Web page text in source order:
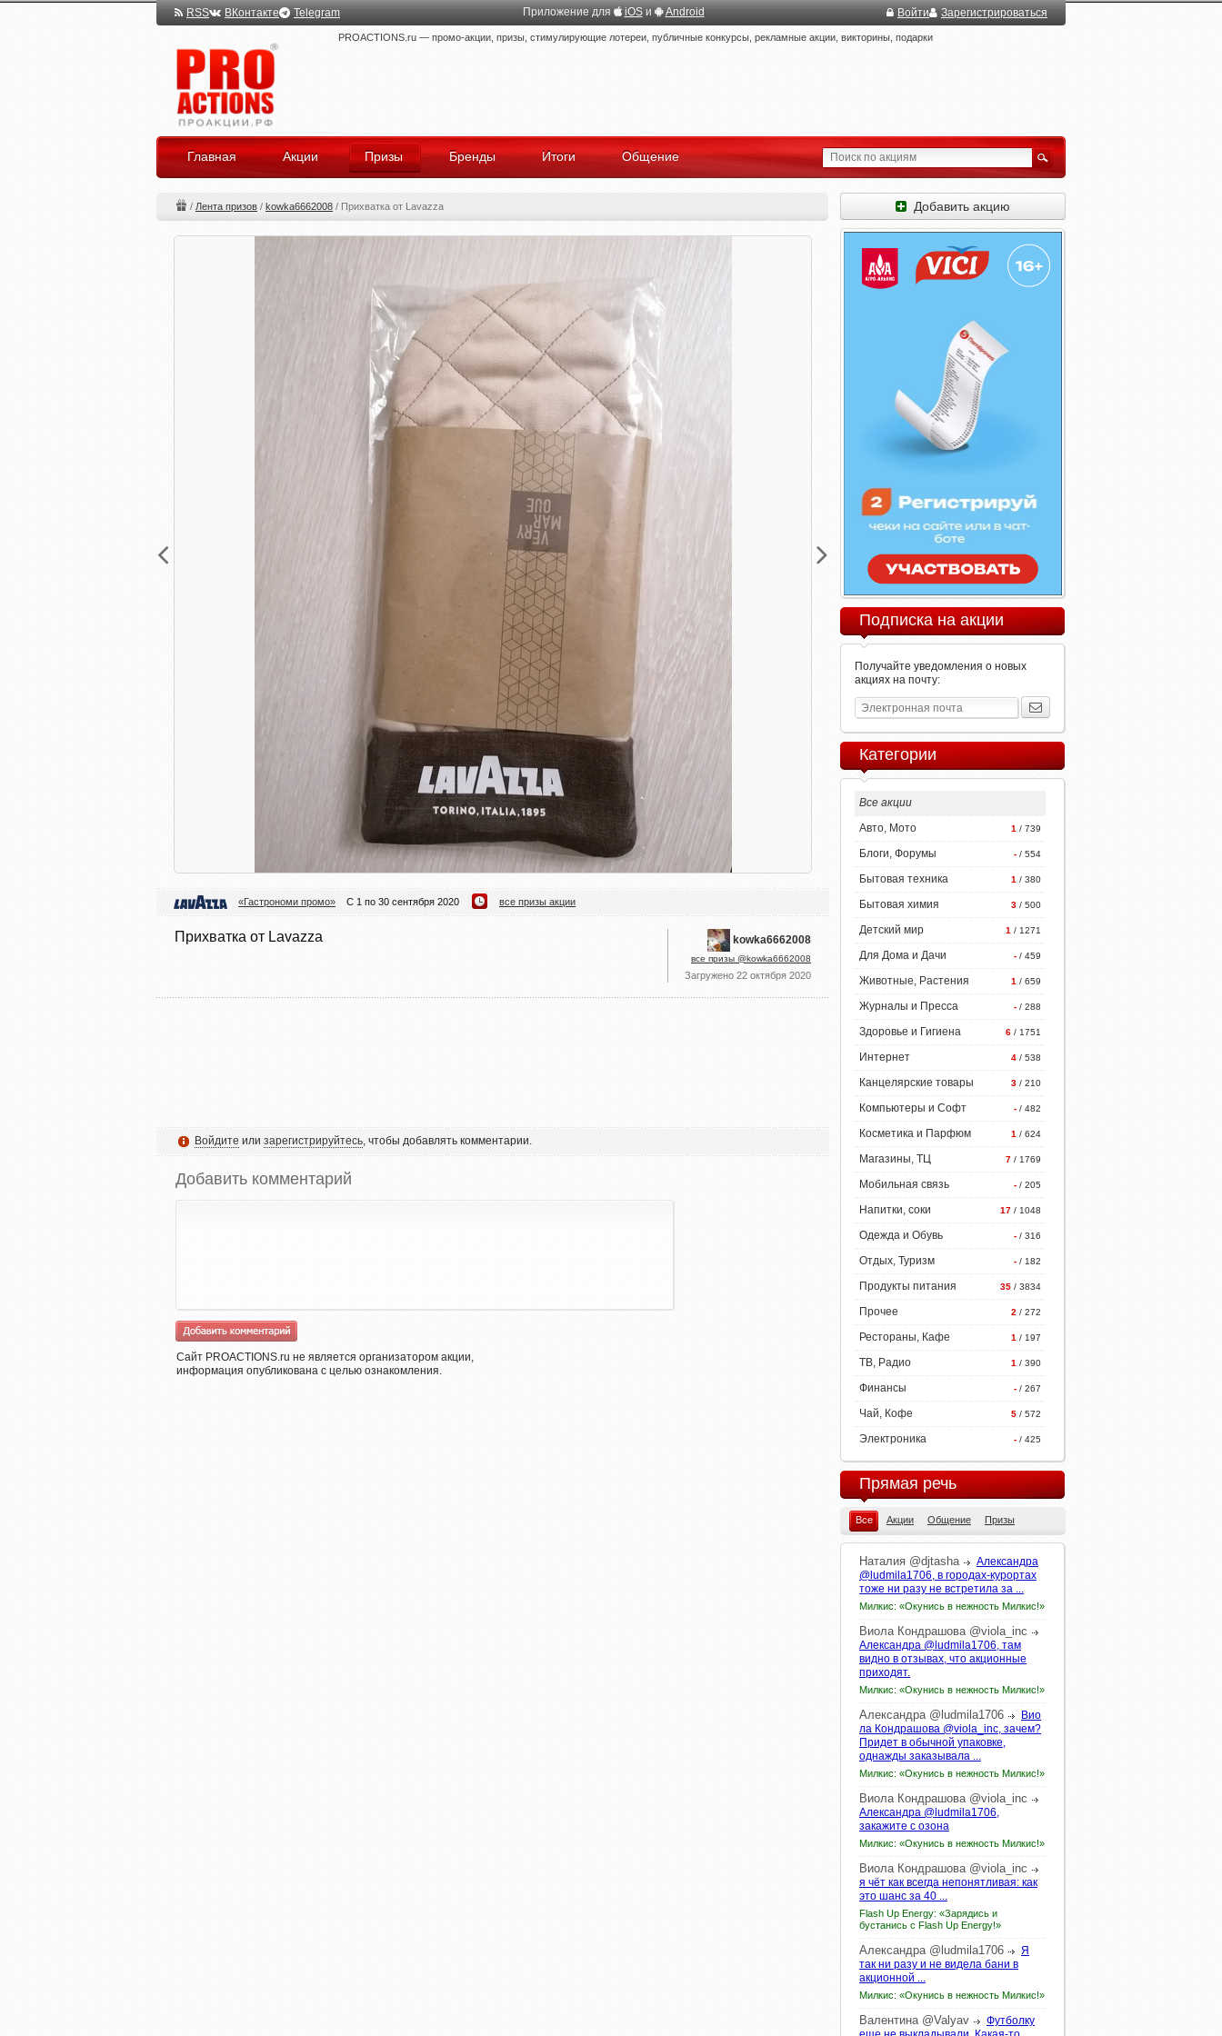
RSS ВКонтакте Telegram Приложение для iOSи Android Войти Зарегистрироваться
PROACTIONS.ru — промо-акции, призы, стимулирующие лотереи, публичные конкурсы, рекламные акции, викторины, подарки
Главная Акции Призы Бренды Итоги Общение
/ Лента призов / kowka6662008 / Прихватка от Lavazza
«Гастрономи промо» С 1 по 30 сентября 2020 все призы акции
kowka6662008
все призы @kowka6662008
Загружено 22 октября 2020
Прихватка от Lavazza
Войдите или зарегистрируйтесь, чтобы добавлять комментарии.
Добавить комментарий
Сайт PROACTIONS.ru не является организатором акции,
информация опубликована с целью ознакомления.
Добавить акцию
Подписка на акции
Получайте уведомления о новых
акциях на почту:
Категории
Все акции
1 / 739
Авто, Мото
- / 554
Блоги, Форумы
1 / 380
Бытовая техника
3 / 500
Бытовая химия
1 / 1271
Детский мир
- / 459
Для Дома и Дачи
1 / 659
Животные, Растения
- / 288
Журналы и Пресса
6 / 1751
Здоровье и Гигиена
4 / 538
Интернет
3 / 210
Канцелярские товары
- / 482
Компьютеры и Софт
1 / 624
Косметика и Парфюм
7 / 1769
Магазины, ТЦ
- / 205
Мобильная связь
17 / 1048
Напитки, соки
- / 316
Одежда и Обувь
- / 182
Отдых, Туризм
35 / 3834
Продукты питания
2 / 272
Прочее
1 / 197
Рестораны, Кафе
1 / 390
ТВ, Радио
- / 267
Финансы
5 / 572
Чай, Кофе
- / 425
Электроника
Прямая речь
Все Акции Общение Призы
Наталия @djtasha
Александра
@ludmila1706, в городах-курортах
тоже ни разу не встретила за ...
Милкис: «Окунись в нежность Милкис!»
Виола Кондрашова @viola_inc
Александра @ludmila1706, там
видно в отзывах, что акционные
приходят.
Милкис: «Окунись в нежность Милкис!»
Александра @ludmila1706
Вио
ла Кондрашова @viola_inc, зачем?
Придет в обычной упаковке,
однажды заказывала ...
Милкис: «Окунись в нежность Милкис!»
Виола Кондрашова @viola_inc
Александра @ludmila1706,
закажите с озона
Милкис: «Окунись в нежность Милкис!»
Виола Кондрашова @viola_inc
я чёт как всегда непонятливая: как
это шанс за 40 ...
Flash Up Energy: «Зарядись и
бустанись с Flash Up Energy!»
Александра @ludmila1706
Я
так ни разу и не видела бани в
акционной ...
Милкис: «Окунись в нежность Милкис!»
Валентина @Valyav
Футболку